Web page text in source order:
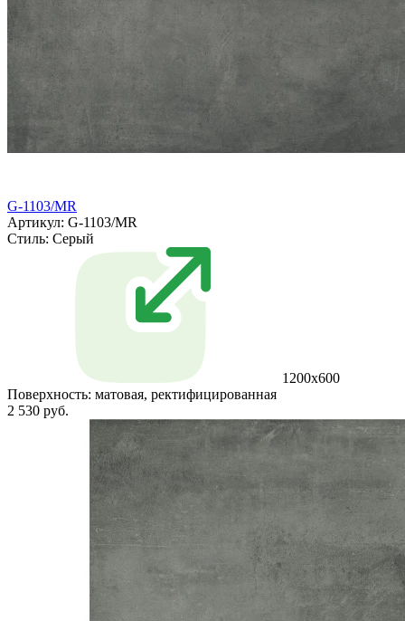
G-1103/MR
Артикул: G-1103/MR
Стиль: Серый
1200x600
Поверхность: матовая, ректифицированная
2 530 руб.